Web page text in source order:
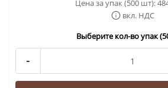
Цена за упак (500 шт):
вкл. НДС
Выберите кол-во упак
-